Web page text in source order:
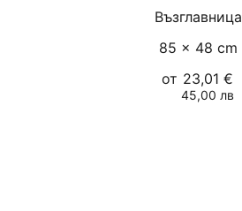
Възглавница
85 × 48 cm
от 23,01 €
45,00 лв